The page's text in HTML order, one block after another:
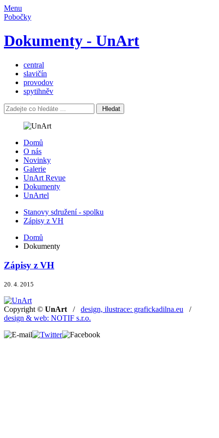
Menu
Pobočky
Dokumenty - UnArt
central
slavičín
provodov
spytihněv
Hledat
Domů
O nás
Novinky
Galerie
UnArt Revue
Dokumenty
UnArtel
Stanovy sdružení - spolku
Zápisy z VH
Domů
Dokumenty
Zápisy z VH
20. 4. 2015
Copyright © UnArt / design, ilustrace: grafickadilna.eu /
design & web: NOTIF s.r.o.